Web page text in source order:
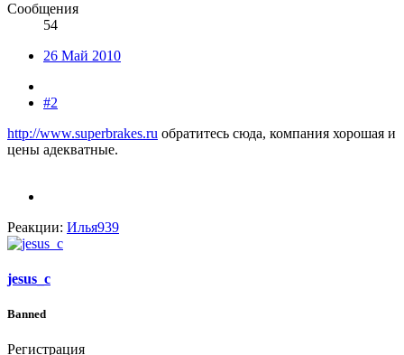
Сообщения
54
26 Май 2010
#2
http://www.superbrakes.ru обратитесь сюда, компания хорошая и
цены адекватные.
Реакции: Илья939
jesus_c
Banned
Регистрация